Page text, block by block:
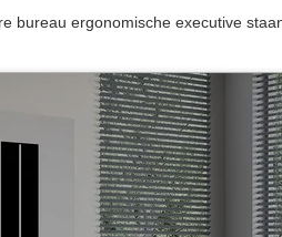
bureau ergonomische executive